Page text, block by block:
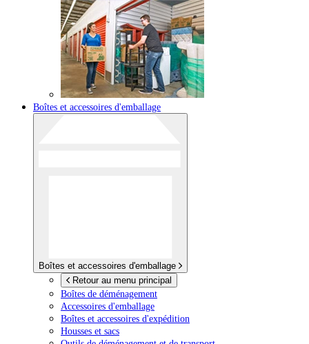
Boîtes et accessoires d'emballage
Boîtes et accessoires d'emballage
Retour au menu principal
Boîtes de déménagement
Accessoires d'emballage
Boîtes et accessoires d'expédition
Housses et sacs